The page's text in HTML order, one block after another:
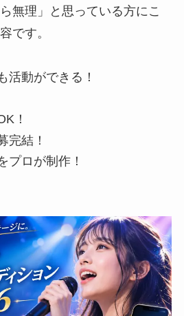
無理」と思っている方にこ
です。
活動ができる！
！
完結！
プロが制作！